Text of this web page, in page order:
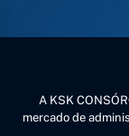
A KSK
mercado de